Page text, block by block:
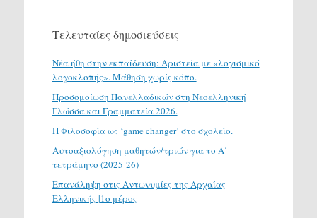
Τελευταίες δημοσιεύσεις
Νέα ήθη στην εκπαίδευση: Αριστεία με «λογισμικό
λογοκλοπής». Μάθηση χωρίς κόπο.
Προσομοίωση Πανελλαδικών στη Νεοελληνική
Γλώσσα και Γραμματεία 2026.
H Φιλοσοφία ως ‘game changer’ στο σχολείο.
Αυτοαξιολόγηση μαθητών/τριών για το Α΄
τετράμηνο (2025-26)
Επανάληψη στις Αντωνυμίες της Αρχαίας
Ελληνικής |1ο μέρος